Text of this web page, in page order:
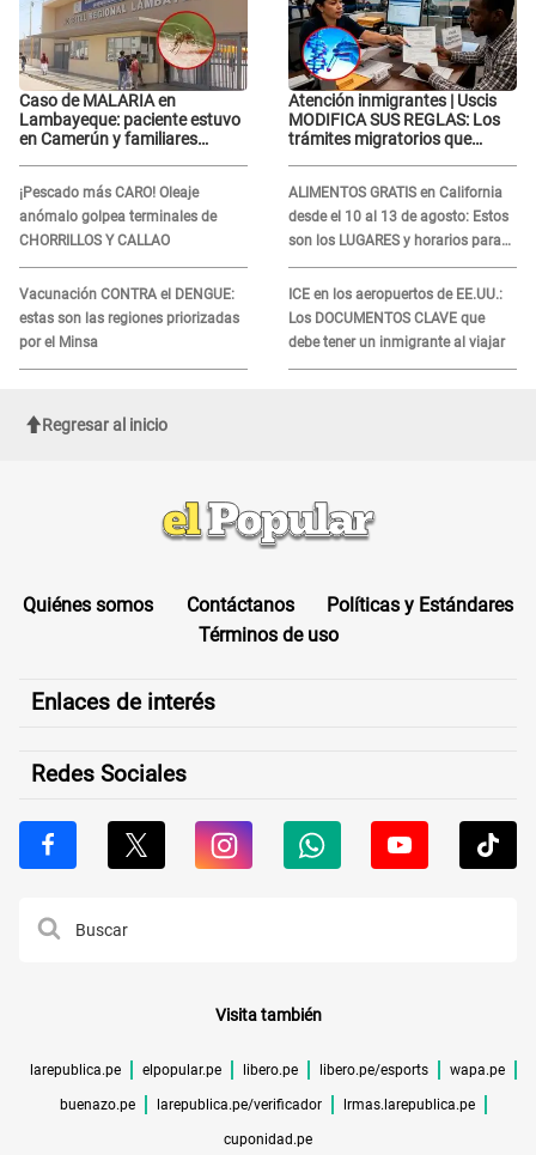
Caso de MALARIA en
Lambayeque: paciente estuvo
en Camerún y familiares
¡Pescado más CARO! Oleaje
anómalo golpea terminales de
CHORRILLOS Y CALLAO
Vacunación CONTRA el DENGUE:
estas son las regiones priorizadas
por el Minsa
Atención inmigrantes | Uscis
MODIFICA SUS REGLAS: Los
trámites migratorios que
ALIMENTOS GRATIS en California
desde el 10 al 13 de agosto: Estos
son los LUGARES y horarios para
recibir la ayuda
ICE en los aeropuertos de EE.UU.:
Los DOCUMENTOS CLAVE que
debe tener un inmigrante al viajar
Regresar al inicio
Quiénes somos Contáctanos
Políticas y Estándares
Términos de uso
Enlaces de interés
Redes Sociales
Visita también
larepublica.pe elpopular.pe libero.pe libero.pe/esports wapa.pe
buenazo.pe larepublica.pe/verificador lrmas.larepublica.pe
cuponidad.pe